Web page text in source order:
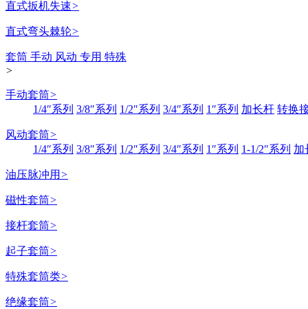
直式扳机失速>
直式弯头棘轮>
套筒 手动 风动 专用 特殊
>
手动套筒>
1/4″系列 3/8″系列 1/2″系列 3/4″系列 1″系列 加长杆 转换
风动套筒>
1/4″系列 3/8″系列 1/2″系列 3/4″系列 1″系列 1-1/2″系列 加
油压脉冲用 >
磁性套筒>
接杆套筒>
起子套筒>
特殊套筒类>
绝缘套筒>